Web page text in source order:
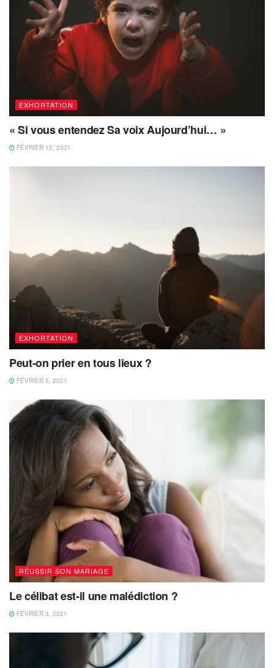
EXHORTATION
« Si vous entendez Sa voix Aujourd’hui… »
FÉVRIER 12, 2021
EXHORTATION
Peut-on prier en tous lieux ?
FÉVRIER 5, 2021
RÉUSSIR SON MARIAGE
Le célibat est-il une malédiction ?
FÉVRIER 3, 2021